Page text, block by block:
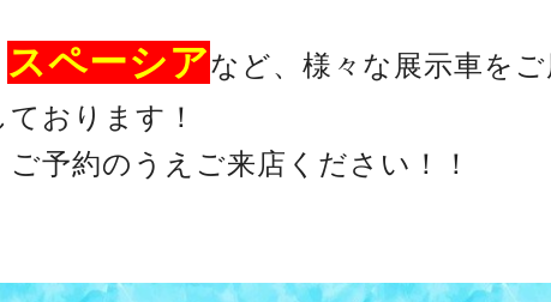
スペーシアなど、様々な展示車を
ております！
予約のうえご来店ください！！